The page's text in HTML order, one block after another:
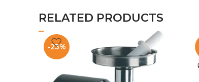
RELATED PRODUCTS
-23%